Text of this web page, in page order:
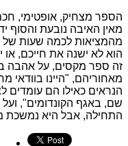
הספר מצחיק, אופטימי,
מאין האיבה נובעת והסוף
מהמציאות לכמה שעות של
הוא לא ישנה את חייכם,
זה ספר מקסים, על אהבה
מאחוריהם, "היינו בוודאי
הנראים כאילו הם
שם, באגף הקונדומים",
התחילה, אבל היא נמשכת